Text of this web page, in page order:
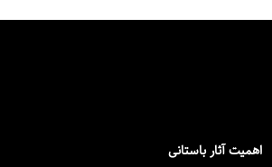
اهمیت آثار باستانی